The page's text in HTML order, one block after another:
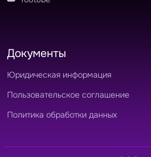
Документы
Юридическая информация
Пользовательское соглашение
Политика обработки данных